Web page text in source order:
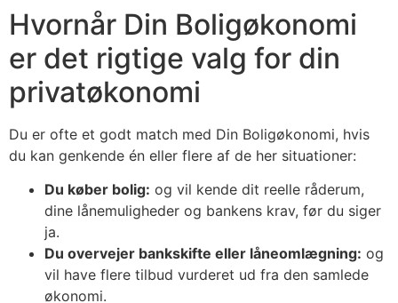
Hvornår Din Boligøkonomi
er det rigtige valg for din
privatøkonomi
Du er ofte et godt match med Din Boligøkonomi, hvis
du kan genkende én eller flere af de her situationer:
Du køber bolig: og vil kende dit reelle råderum,
dine lånemuligheder og bankens krav, før du siger
ja.
Du overvejer bankskifte eller låneomlægning: og
vil have flere tilbud vurderet ud fra den samlede
økonomi.